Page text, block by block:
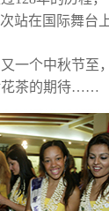
站在国际舞台
一个中秋节至
花茶的期待……